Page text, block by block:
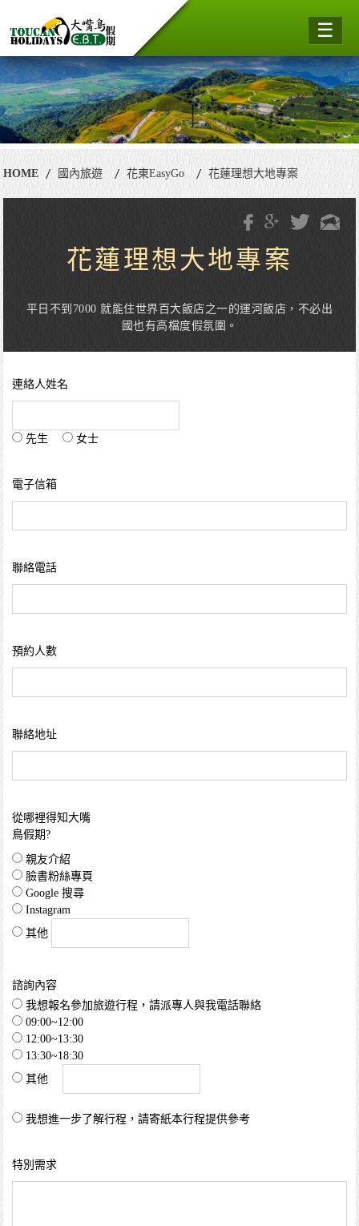
☰
HOME 國內旅遊 花東EasyGo 花蓮理想大地專案
花蓮理想大地專案
平日不到7000 就能住世界百大飯店之一的運河飯店，不必出
國也有高檔度假氛圍。
連絡人姓名
先生 女士
電子信箱
聯絡電話
預約人數
聯絡地址
從哪裡得知大嘴
鳥假期?
親友介紹
臉書粉絲專頁
Google 搜尋
Instagram
其他
諮詢內容
我想報名參加旅遊行程，請派專人與我電話聯絡
09:00~12:00
12:00~13:30
13:30~18:30
其他
我想進一步了解行程，請寄紙本行程提供參考
特別需求